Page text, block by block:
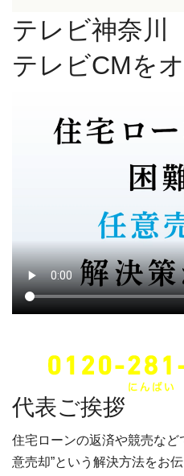
テレビ神奈川
テレビCMを
代表ご挨拶
住宅ローンの返済や競売など
意売却”という解決方法をお